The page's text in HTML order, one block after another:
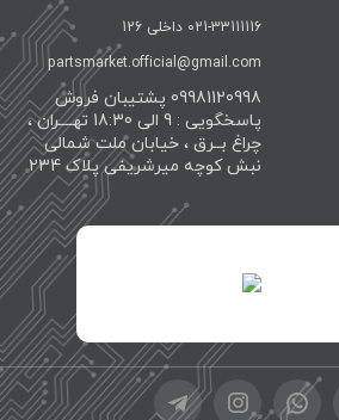
021-33111116 داخلی 126
partsmarket.official@gmail.com
09981120998 پشتیبان فروش
پاسخگویی : 9 الی 18:30 تهــــران ،
چراغ بــرق ، خیابان ملت شمالی
نبش کوچه میرشریفی پلاک 234